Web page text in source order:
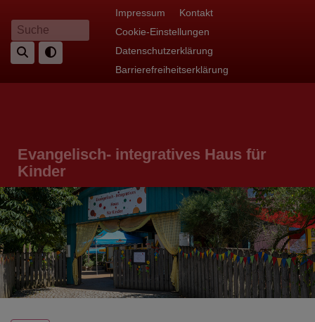
zum
Inhalt
Suche
Fußbereichsmenü
Impressum
Kontakt
Cookie-Einstellungen
Datenschutzerklärung
Barrierefreiheitserklärung
Evangelisch- integratives Haus für
Kinder